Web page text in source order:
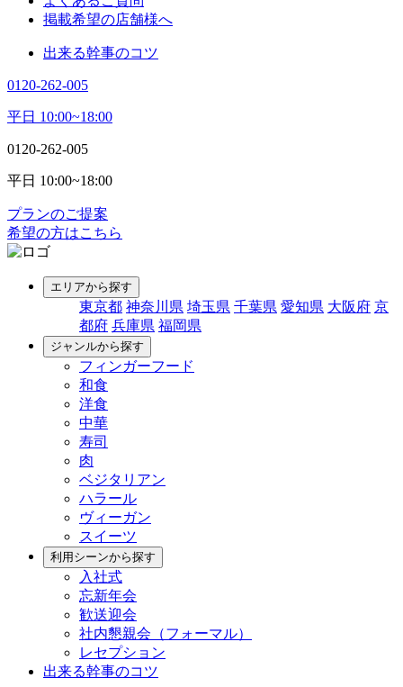
掲載希望の店舗様へ
出来る幹事のコツ
0120-262-005
平日 10:00~18:00
0120-262-005
平日 10:00~18:00
プランのご提案
希望の方はこちら
エリアから探す
東京都 神奈川県 埼玉県 千葉県 愛知県 大阪府 京
都府 兵庫県 福岡県
ジャンルから探す
フィンガーフード
和食
洋食
中華
寿司
肉
ベジタリアン
ハラール
ヴィーガン
スイーツ
利用シーンから探す
入社式
忘新年会
歓送迎会
社内懇親会（フォーマル）
レセプション
出来る幹事のコツ